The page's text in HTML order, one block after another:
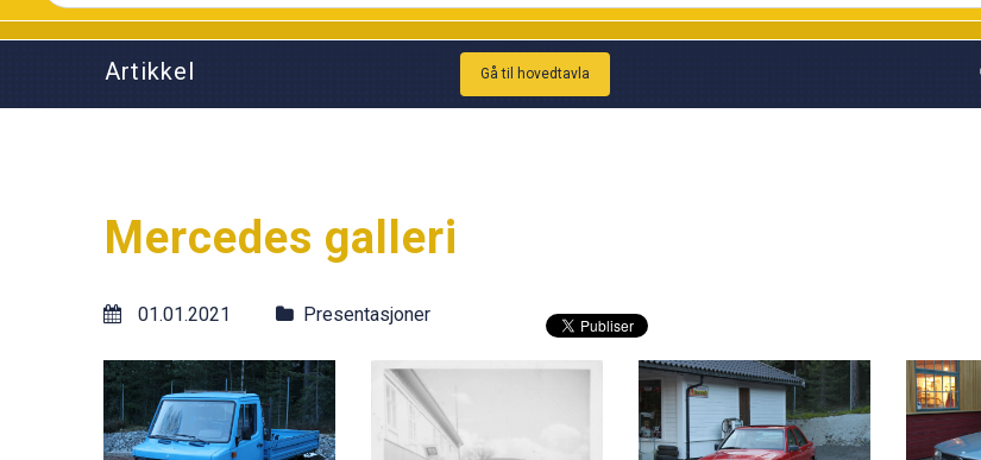
Artikkel Gå til hovedtavla
Mercedes galleri
01.01.2021 Presentasjoner